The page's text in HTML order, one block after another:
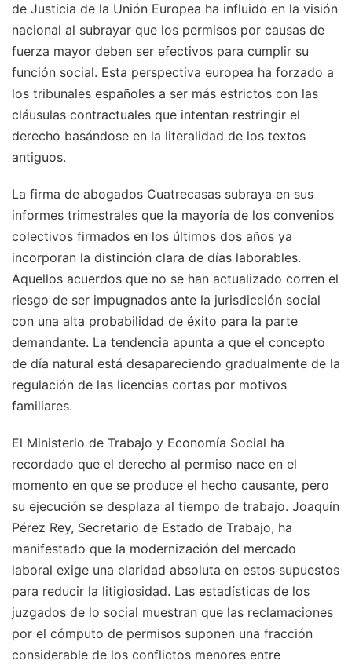
de Justicia de la Unión Europea ha influido en la visión
nacional al subrayar que los permisos por causas de
fuerza mayor deben ser efectivos para cumplir su
función social. Esta perspectiva europea ha forzado a
los tribunales españoles a ser más estrictos con las
cláusulas contractuales que intentan restringir el
derecho basándose en la literalidad de los textos
antiguos.
La firma de abogados Cuatrecasas subraya en sus
informes trimestrales que la mayoría de los convenios
colectivos firmados en los últimos dos años ya
incorporan la distinción clara de días laborables.
Aquellos acuerdos que no se han actualizado corren el
riesgo de ser impugnados ante la jurisdicción social
con una alta probabilidad de éxito para la parte
demandante. La tendencia apunta a que el concepto
de día natural está desapareciendo gradualmente de la
regulación de las licencias cortas por motivos
familiares.
El Ministerio de Trabajo y Economía Social ha
recordado que el derecho al permiso nace en el
momento en que se produce el hecho causante, pero
su ejecución se desplaza al tiempo de trabajo. Joaquín
Pérez Rey, Secretario de Estado de Trabajo, ha
manifestado que la modernización del mercado
laboral exige una claridad absoluta en estos supuestos
para reducir la litigiosidad. Las estadísticas de los
juzgados de lo social muestran que las reclamaciones
por el cómputo de permisos suponen una fracción
considerable de los conflictos menores entre